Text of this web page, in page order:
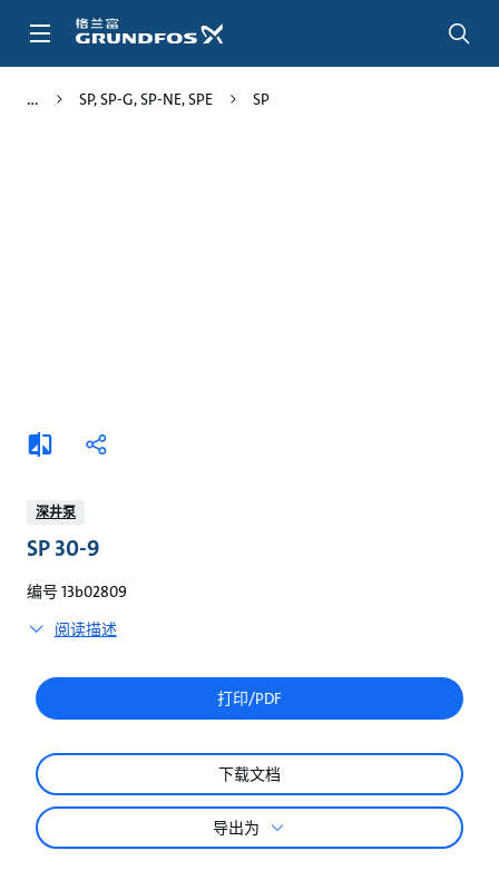
SP, SP-G, SP-NE, SPE SP
添
加
较
分
深井泵
SP 30-9
编号 13b02809
阅读描述
打印/PDF
下载文档
导出为